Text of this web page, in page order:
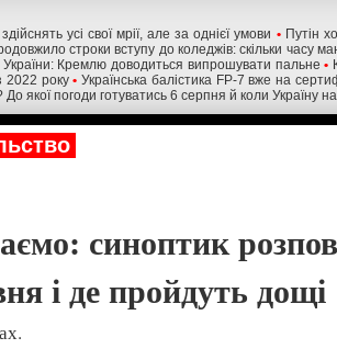
усі свої мрії, але за однієї умови • Путін
строки вступу до коледжів: скільки часу
Кремлю доводиться випрошувати пальне •
2022 року • Українська балістика FP-7 вже на
якої погоди готуватись 6 серпня й коли Україну
синоптик
і де пройдуть дощі